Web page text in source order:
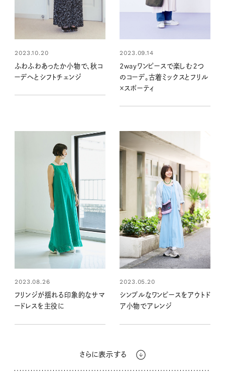
2023.10.20
ふわふわあったか小物で、秋コ
ーデへとシフトチェンジ
2023.09.14
2wayワンピースで楽しむ２つ
のコーデ。古着ミックスとフリル
×スポーティ
2023.08.26
フリンジが揺れる印象的なサマ
ードレスを主役に
2023.05.20
シンプルなワンピースをアウトド
ア小物でアレンジ
さらに表示する